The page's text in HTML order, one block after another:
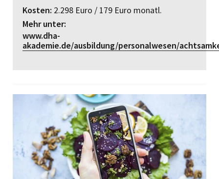
Kosten: 2.298 Euro / 179 Euro monatl.
Mehr unter:
www.dha-
akademie.de/ausbildung/personalwesen/